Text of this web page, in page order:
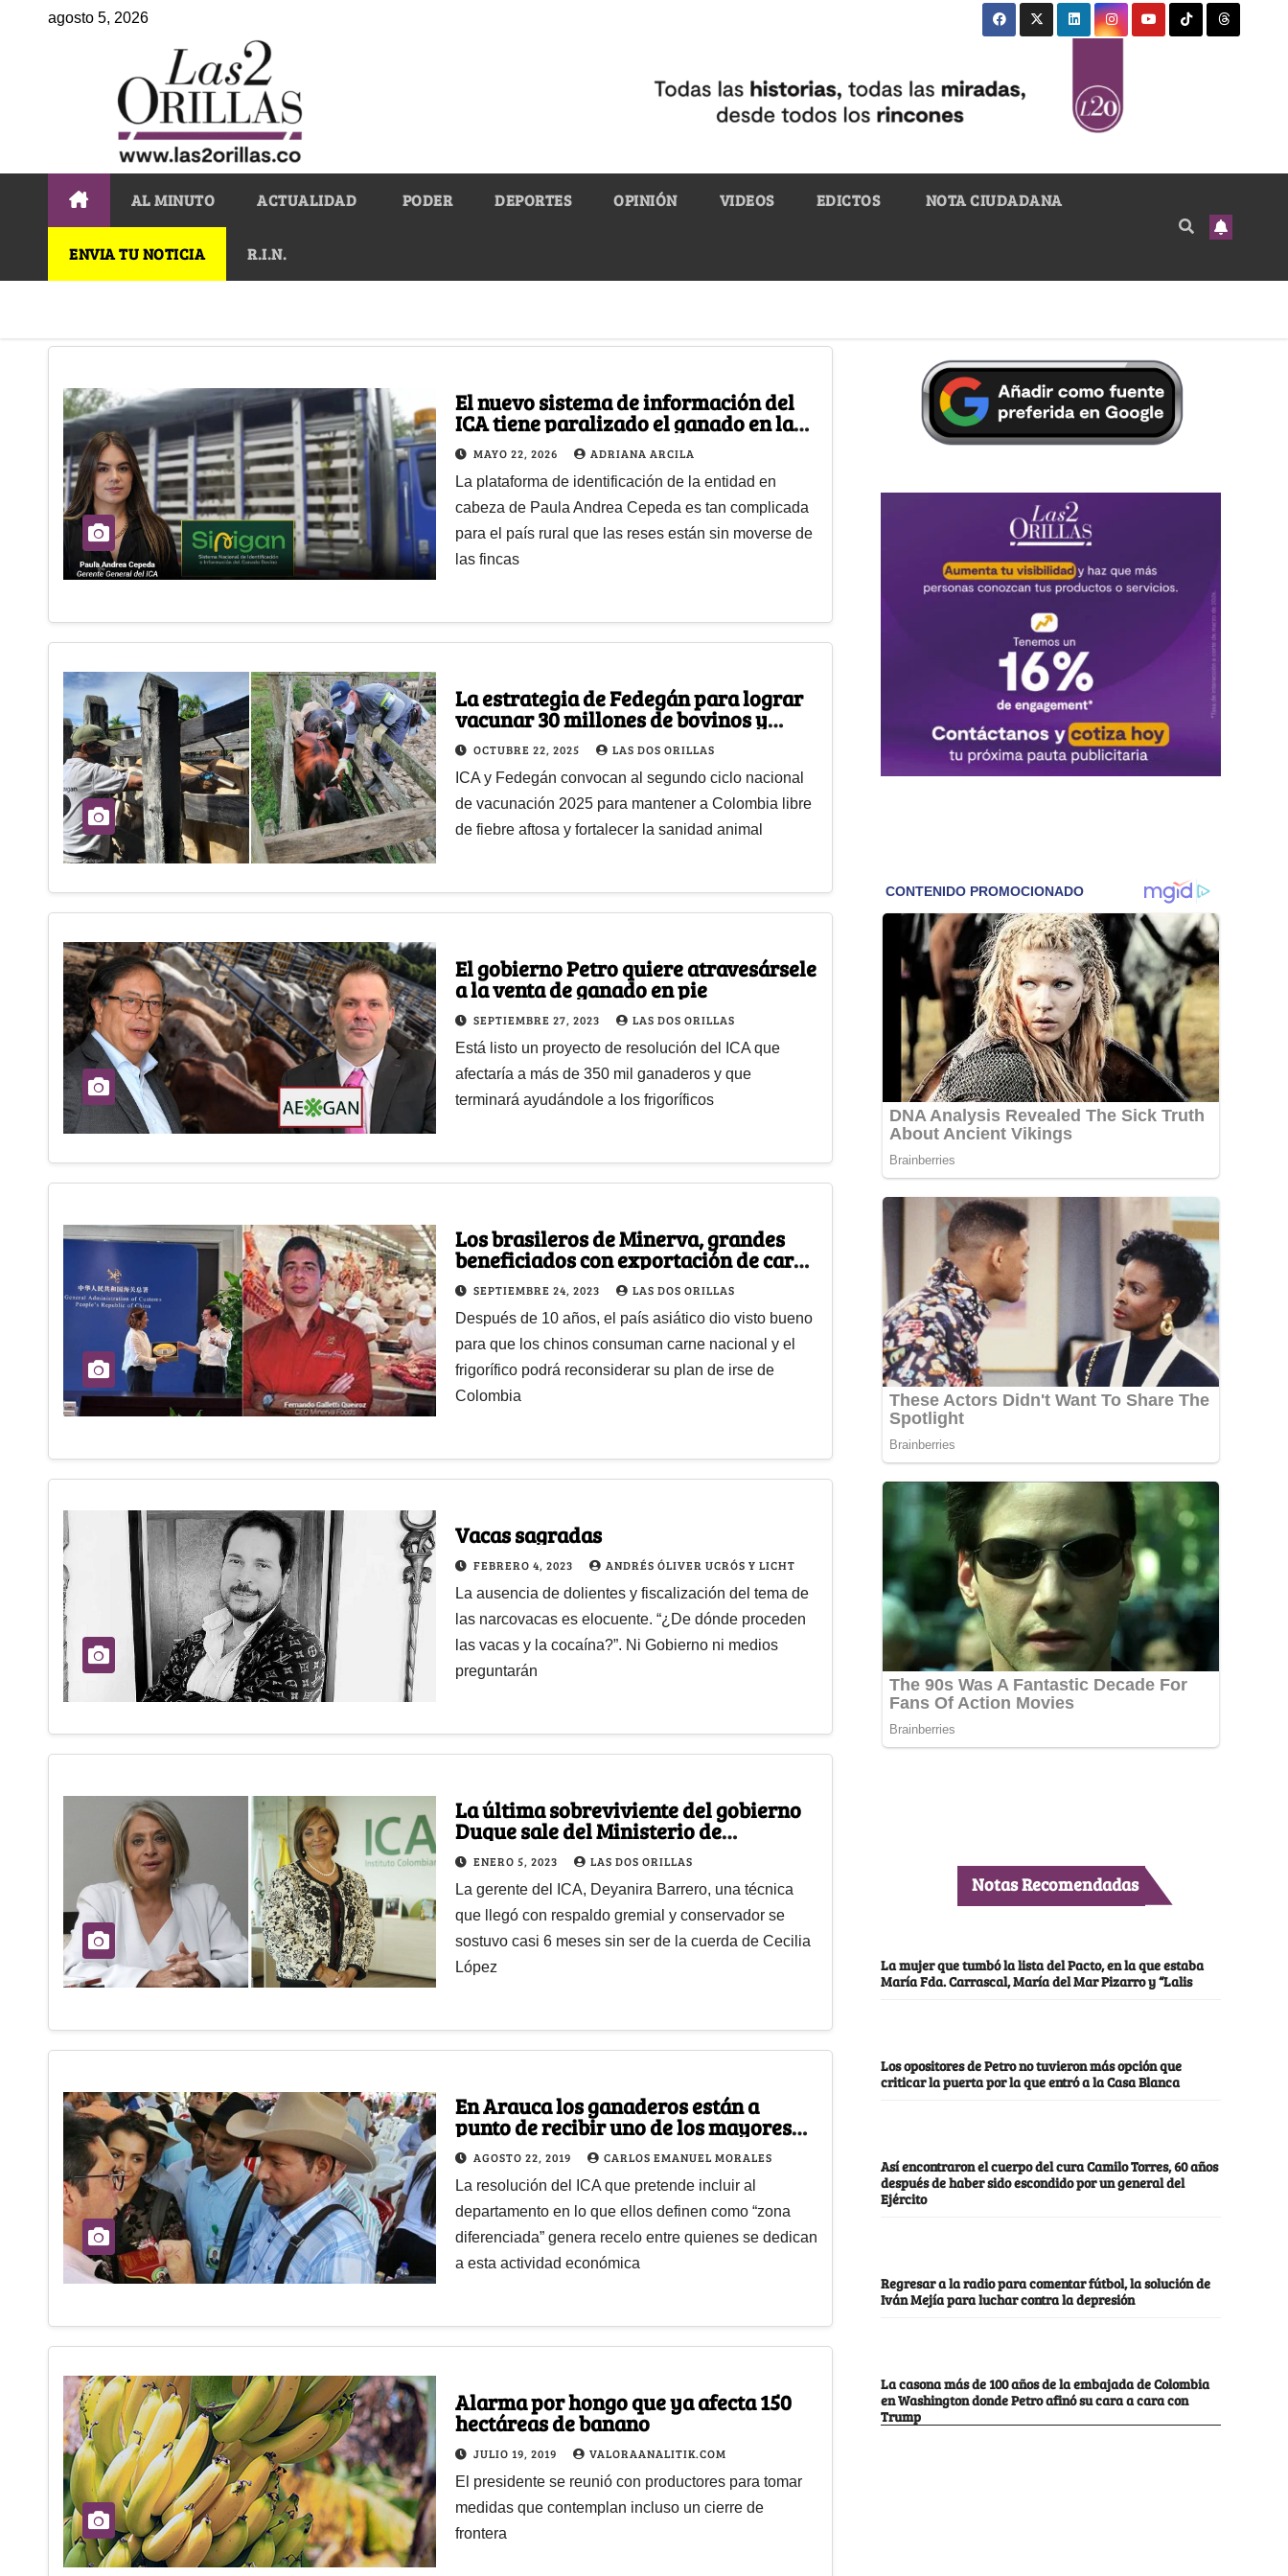
agosto 5, 2026
AL MINUTO ACTUALIDAD PODER DEPORTES OPINIÓN VIDEOS EDICTOS NOTA CIUDADANA
ENVIA TU NOTICIA R.I.N.
El nuevo sistema de información del
ICA tiene paralizado el ganado en las
regiones
MAYO 22, 2026 ADRIANA ARCILA
La plataforma de identificación de la entidad en
cabeza de Paula Andrea Cepeda es tan complicada
para el país rural que las reses están sin moverse de
las fincas
La estrategia de Fedegán para lograr
vacunar 30 millones de bovinos y
búfalos en todo el país
OCTUBRE 22, 2025 LAS DOS ORILLAS
ICA y Fedegán convocan al segundo ciclo nacional
de vacunación 2025 para mantener a Colombia libre
de fiebre aftosa y fortalecer la sanidad animal
El gobierno Petro quiere atravesársele
a la venta de ganado en pie
SEPTIEMBRE 27, 2023 LAS DOS ORILLAS
Está listo un proyecto de resolución del ICA que
afectaría a más de 350 mil ganaderos y que
terminará ayudándole a los frigoríficos
Los brasileros de Minerva, grandes
beneficiados con exportación de carne
a China
SEPTIEMBRE 24, 2023 LAS DOS ORILLAS
Después de 10 años, el país asiático dio visto bueno
para que los chinos consuman carne nacional y el
frigorífico podrá reconsiderar su plan de irse de
Colombia
Vacas sagradas
FEBRERO 4, 2023 ANDRÉS ÓLIVER UCRÓS Y LICHT
La ausencia de dolientes y fiscalización del tema de
las narcovacas es elocuente. “¿De dónde proceden
las vacas y la cocaína?”. Ni Gobierno ni medios
preguntarán
La última sobreviviente del gobierno
Duque sale del Ministerio de
Agricultura
ENERO 5, 2023 LAS DOS ORILLAS
La gerente del ICA, Deyanira Barrero, una técnica
que llegó con respaldo gremial y conservador se
sostuvo casi 6 meses sin ser de la cuerda de Cecilia
López
En Arauca los ganaderos están a
punto de recibir uno de los mayores
golpes de la historia
AGOSTO 22, 2019 CARLOS EMANUEL MORALES
La resolución del ICA que pretende incluir al
departamento en lo que ellos definen como “zona
diferenciada” genera recelo entre quienes se dedican
a esta actividad económica
Alarma por hongo que ya afecta 150
hectáreas de banano
JULIO 19, 2019 VALORAANALITIK.COM
El presidente se reunió con productores para tomar
medidas que contemplan incluso un cierre de
frontera
Notas Recomendadas
La mujer que tumbó la lista del Pacto, en la que estaba
María Fda. Carrascal, María del Mar Pizarro y “Lalis
Los opositores de Petro no tuvieron más opción que
criticar la puerta por la que entró a la Casa Blanca
Así encontraron el cuerpo del cura Camilo Torres, 60 años
después de haber sido escondido por un general del
Ejército
Regresar a la radio para comentar fútbol, la solución de
Iván Mejía para luchar contra la depresión
La casona más de 100 años de la embajada de Colombia
en Washington donde Petro afinó su cara a cara con
Trump